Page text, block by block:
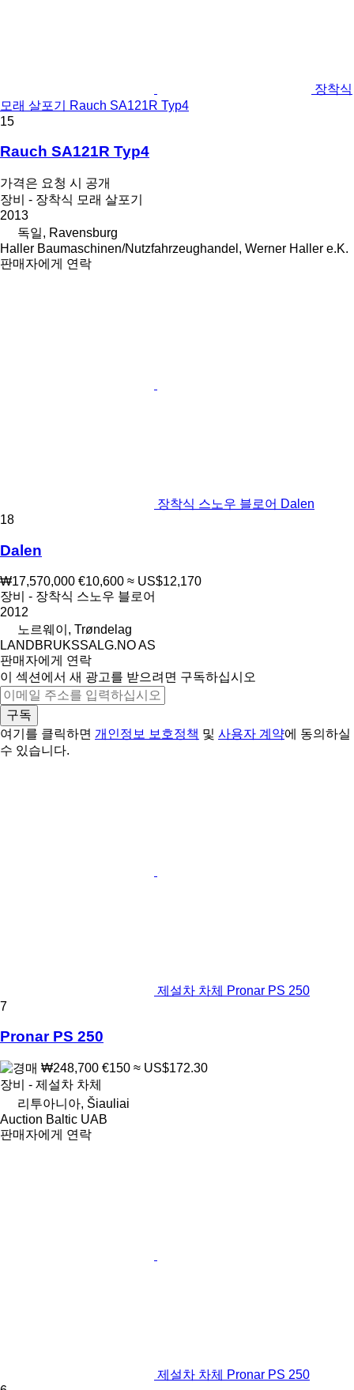
장착식
모래 살포기 Rauch SA121R Typ4
15
Rauch SA121R Typ4
가격은 요청 시 공개
장비 - 장착식 모래 살포기
2013
독일, Ravensburg
Haller Baumaschinen/Nutzfahrzeughandel, Werner Haller e.K.
판매자에게 연락
장착식 스노우 블로어 Dalen
18
Dalen
₩17,570,000 €10,600 ≈ US$12,170
장비 - 장착식 스노우 블로어
2012
노르웨이, Trøndelag
LANDBRUKSSALG.NO AS
판매자에게 연락
이 섹션에서 새 광고를 받으려면 구독하십시오
구독
여기를 클릭하면 개인정보 보호정책 및 사용자 계약에 동의하실
수 있습니다.
제설차 차체 Pronar PS 250
7
Pronar PS 250
₩248,700 €150 ≈ US$172.30
장비 - 제설차 차체
리투아니아, Šiauliai
Auction Baltic UAB
판매자에게 연락
제설차 차체 Pronar PS 250